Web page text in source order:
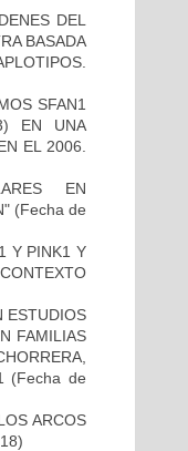
DEL
BASADA
SFAN1
EN UNA
EL 2006.
EN
(Fecha de
Y PINK1 Y
ESTUDIOS
FAMILIAS
(Fecha de
ARCOS